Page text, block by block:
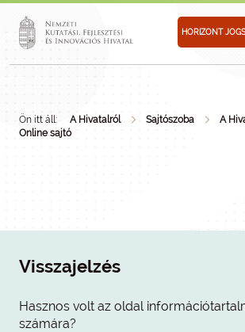
HORIZONT
Ön itt áll: A Hivatalról Sajtószoba
A
Online sajtó
Visszajelzés
Hasznos volt az oldal
számára?